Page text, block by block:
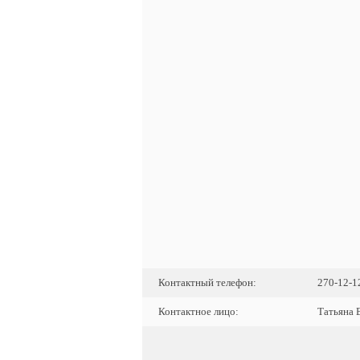
Контактный телефон: 270-12-
Контактное лицо: Татьяна